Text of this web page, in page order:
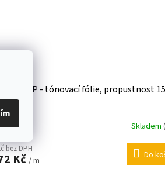
PRIME HP - tónovací fólie, propustnost
1m)
Skladem
bez DPH
Kč/ m Do